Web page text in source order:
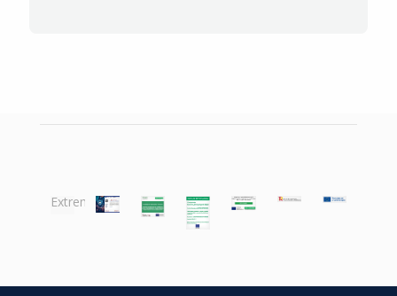
Extremadura